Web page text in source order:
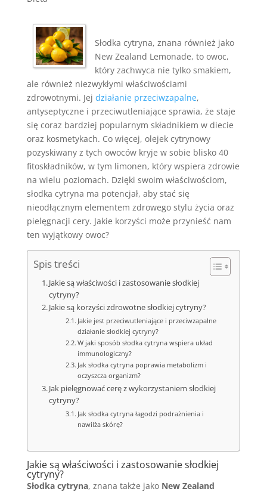
Słodka cytryna, znana również jako
New Zealand Lemonade, to owoc,
który zachwyca nie tylko smakiem,
ale również niezwykłymi właściwościami
zdrowotnymi. Jej działanie przeciwzapalne,
antyseptyczne i przeciwutleniające sprawia, że staje
się coraz bardziej popularnym składnikiem w diecie
oraz kosmetykach. Co więcej, olejek cytrynowy
pozyskiwany z tych owoców kryje w sobie blisko 40
fitoskładników, w tym limonen, który wspiera zdrowie
na wielu poziomach. Dzięki swoim właściwościom,
słodka cytryna ma potencjał, aby stać się
nieodłącznym elementem zdrowego stylu życia oraz
pielęgnacji cery. Jakie korzyści może przynieść nam
ten wyjątkowy owoc?
Spis treści
Jakie są właściwości i zastosowanie słodkiej
cytryny?
Jakie są korzyści zdrowotne słodkiej cytryny?
Jakie jest przeciwutleniające i przeciwzapalne
działanie słodkiej cytryny?
W jaki sposób słodka cytryna wspiera układ
immunologiczny?
Jak słodka cytryna poprawia metabolizm i
oczyszcza organizm?
Jak pielęgnować cerę z wykorzystaniem słodkiej
cytryny?
Jak słodka cytryna łagodzi podrażnienia i
nawilża skórę?
Jakie są właściwości i zastosowanie słodkiej
cytryny?
Słodka cytryna, znana także jako New Zealand